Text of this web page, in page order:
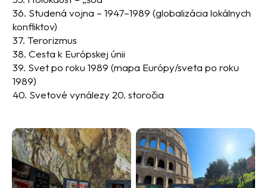
36. Studená vojna – 1947–1989 (globalizácia lokálnych
konfliktov)
37. Terorizmus
38. Cesta k Európskej únii
39. Svet po roku 1989 (mapa Európy/sveta po roku
1989)
40. Svetové vynálezy 20. storočia